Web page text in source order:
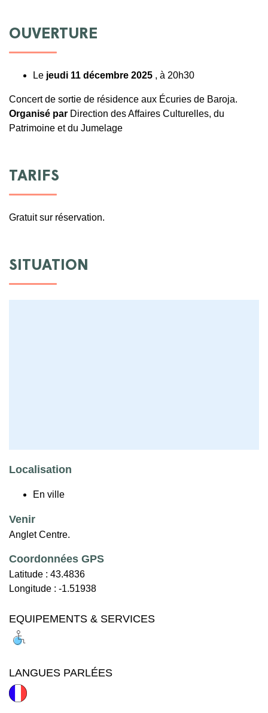
OUVERTURE
Le jeudi 11 décembre 2025 , à 20h30
Concert de sortie de résidence aux Écuries de Baroja.
Organisé par Direction des Affaires Culturelles, du
Patrimoine et du Jumelage
TARIFS
Gratuit sur réservation.
SITUATION
Localisation
En ville
Venir
Anglet Centre.
Coordonnées GPS
Latitude : 43.4836
Longitude : -1.51938
EQUIPEMENTS & SERVICES
LANGUES PARLÉES